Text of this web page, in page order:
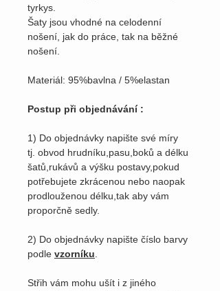
tyrkys.
Šaty jsou vhodné na celodenní
nošení, jak do práce, tak na běžné
nošení.
Materiál: 95%bavlna / 5%elastan
Postup při objednávání :
1) Do objednávky napište své míry
tj. obvod hrudníku,pasu,boků a délku
šatů,rukávů a výšku postavy,pokud
potřebujete zkrácenou nebo naopak
prodlouženou délku,tak aby vám
proporčně sedly.
2) Do objednávky napište číslo barvy
podle vzorníku.
Střih vám mohu ušít i z jiného